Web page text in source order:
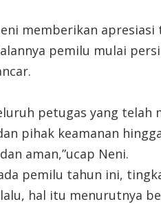
memberikan
pemilu mulai
petugas yang telah
pihak keamanan
aman,”ucap Neni.
pemilu tahun ini,
hal itu menurutnya